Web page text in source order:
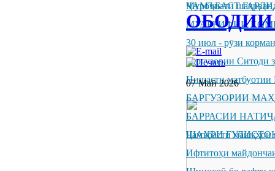
ҶАМЪБАСТ
Муроҷиати
МУАРРИФИИ
30 июл - рӯзи
Баргузории Ситоди
Нишасти матбуотии
БАРГУЗОРИИ
БАРРАСИИ
ШАҲРИ
Ҷамъбасти машқҳои
Ифтитоҳи
ОБОДИИ
07 Май 2026